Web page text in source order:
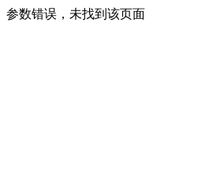
参数错误，未找到该页面